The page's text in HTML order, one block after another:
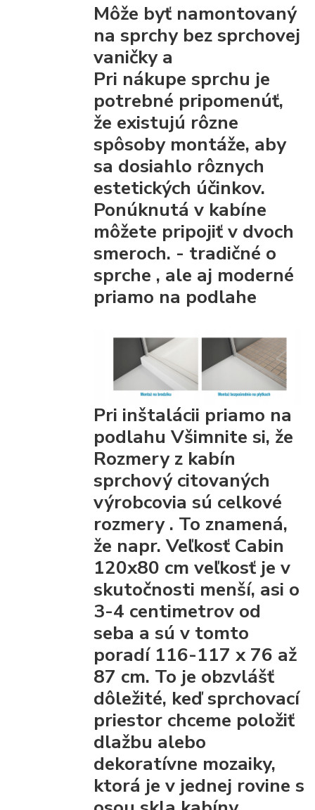
Môže byť namontovaný
na sprchy bez sprchovej
vaničky a
Pri nákupe sprchu je
potrebné pripomenúť,
že existujú rôzne
spôsoby montáže, aby
sa dosiahlo rôznych
estetických účinkov.
Ponúknutá v kabíne
môžete pripojiťv dvoch
smeroch. - tradičné o
sprche , ale aj moderné
priamo na podlahe
Pri inštalácii priamo na
podlahu Všimnite si, že
Rozmery z kabín
sprchový citovaných
výrobcoviasú celkové
rozmery. To znamená,
že napr. Veľkosť Cabin
120x80 cm veľkosť je v
skutočnosti menší, asi o
3-4 centimetrov od
seba a sú v tomto
poradí 116-117 x 76 až
87 cm. To je obzvlášť
dôležité, keď sprchovací
priestor chceme položiť
dlažbu alebo
dekoratívne mozaiky,
ktorá je v jednej rovine s